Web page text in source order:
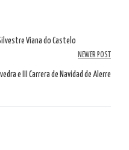
Viana do Castelo
NEWER POST
e III Carrera de Navidad de Alerre